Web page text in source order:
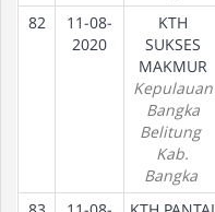
82
11-08-
2020
KTH
SUKSES
MAKMUR
Kepulauan
Bangka
Belitung
Kab.
Bangka